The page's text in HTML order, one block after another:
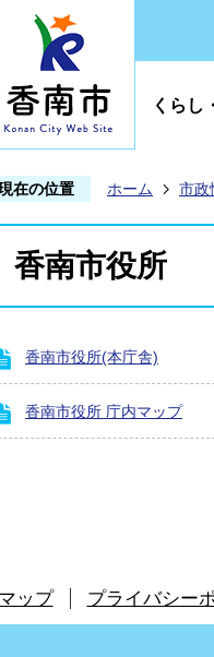
くらし
在の位置 ホーム 市政
香南市役所
香南市役所(本庁舎)
香南市役所 庁内マップ
ップ プライバシー